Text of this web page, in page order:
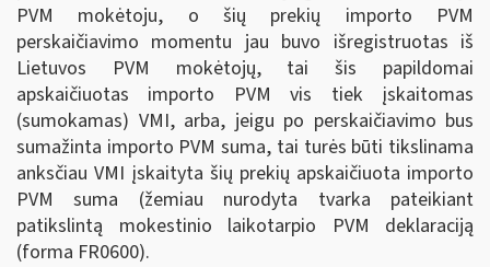
PVM mokėtoju, o šių prekių importo PVM
perskaičiavimo momentu jau buvo išregistruotas iš
Lietuvos PVM mokėtojų, tai šis papildomai
apskaičiuotas importo PVM vis tiek įskaitomas
(sumokamas) VMI, arba, jeigu po perskaičiavimo bus
sumažinta importo PVM suma, tai turės būti tikslinama
anksčiau VMI įskaityta šių prekių apskaičiuota importo
PVM suma (žemiau nurodyta tvarka pateikiant
patikslintą mokestinio laikotarpio PVM deklaraciją
(forma FR0600).